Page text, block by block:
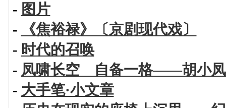
- 图片
-
《焦裕禄》〔京剧现代戏〕
- 时代的召唤
- 凤啸长空 自备一格——胡小凤
- 大手笔·小文章